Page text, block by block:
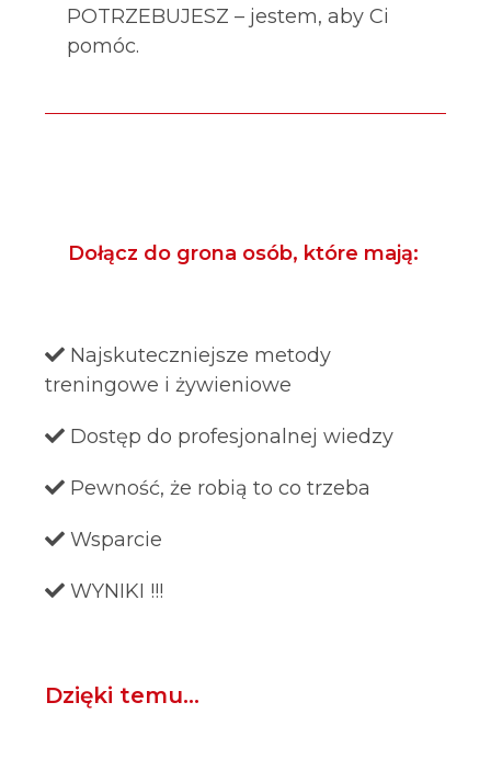
POTRZEBUJESZ – jestem, aby Ci
pomóc.
Dołącz do grona osób, które mają:
Najskuteczniejsze metody
treningowe i żywieniowe
Dostęp do profesjonalnej wiedzy
Pewność, że robią to co trzeba
Wsparcie
WYNIKI !!!
Dzięki temu…